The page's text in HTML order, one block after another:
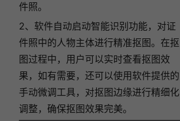
件照。
2、软件自动启动智能识别功能，对证
件照中的人物主体进行精准抠图。在抠
图过程中，用户可以实时查看抠图效
果，如有需要，还可以使用软件提供的
手动微调工具，对抠图边缘进行精细化
调整，确保抠图效果完美。